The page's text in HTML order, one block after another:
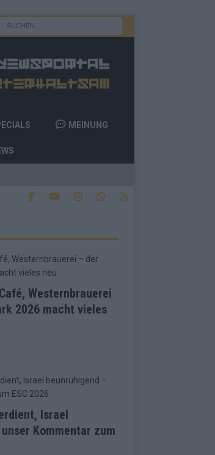
MEINUNG
Westernbrauerei
2026 macht vieles
Israel
Kommentar zum